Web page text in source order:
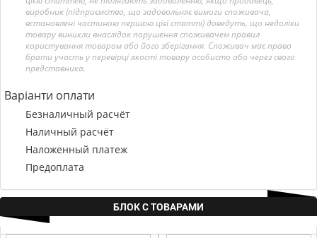
виробник (підприємство, що задовольняє вимоги споживача,
встановлені частиною першою цієї статті) доведуть, що недоліки
товару виникли внаслідок порушення споживачем правил
користування товаром або його зберігання. Споживач має право
брати участь у перевірці якості товару особисто або через свого
представника.
Варіанти оплати
Безналичный расчёт
Наличный расчёт
Наложенный платеж
Предоплата
БЛОК С ТОВАРАМИ